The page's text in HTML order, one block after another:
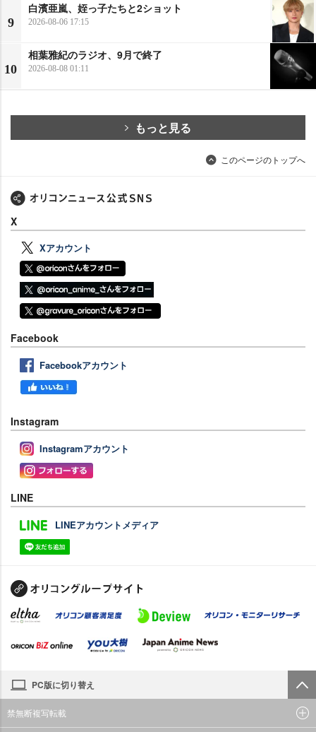
9
白濱亜嵐、姪っ子たちと2ショット
2026-08-06 17:15
10
相葉雅紀のラジオ、9月で終了
2026-08-08 01:11
もっと見る
このページのトップへ
X
Xアカウント
Facebook
Facebookアカウント
Instagram
Instagramアカウント
LINE
LINEアカウントメディア
PC版に切り替え
禁無断複写転載